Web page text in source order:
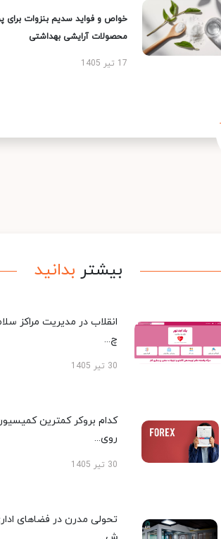
خواص و فواید سدیم بنزوات برای
محصولات آرایشی بهداشتی
17 تیر 1405
بیشتر بدانید
انقلاب در مدیریت مراکز
چ...
30 تیر 1405
کدام بروکر کمترین کمیسیون
روی...
30 تیر 1405
تحولی مدرن در فضاهای